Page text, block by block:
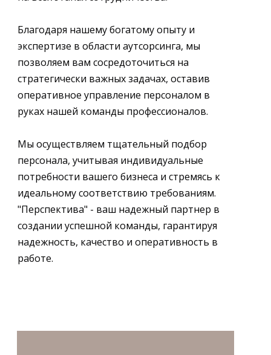
Благодаря нашему богатому опыту и
экспертизе в области аутсорсинга, мы
позволяем вам сосредоточиться на
стратегически важных задачах, оставив
оперативное управление персоналом в
руках нашей команды профессионалов.
Мы осуществляем тщательный подбор
персонала, учитывая индивидуальные
потребности вашего бизнеса и стремясь к
идеальному соответствию требованиям.
"Перспектива" - ваш надежный партнер в
создании успешной команды, гарантируя
надежность, качество и оперативность в
работе.